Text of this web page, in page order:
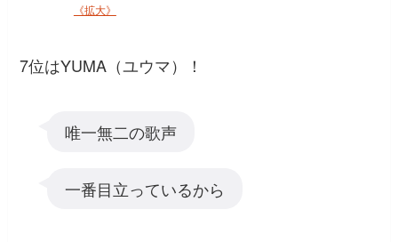
《拡大》
7位はYUMA（ユウマ）！
唯一無二の歌声
一番目立っているから